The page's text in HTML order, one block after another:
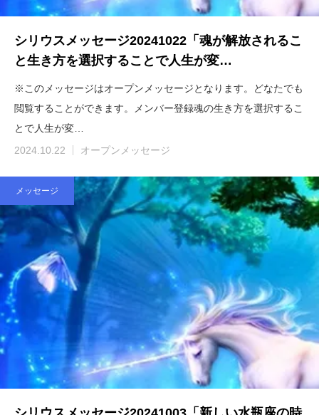
シリウスメッセージ20241022「魂が解放されるこ
と生き方を選択することで人生が変…
※このメッセージはオープンメッセージとなります。どなたでも
閲覧することができます。メンバー登録魂の生き方を選択するこ
とで人生が変…
2024.10.22
オープンメッセージ
メッセージ